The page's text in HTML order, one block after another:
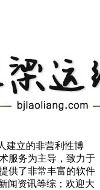
建立的非营利性博
服务为主导，致力于
供了非常丰富的软件
闻资讯等综；欢迎大